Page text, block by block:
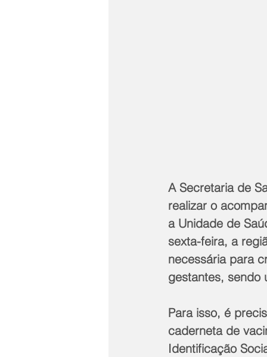
A Secretaria de
realizar o
a Unidade de
sexta-feira, a
necessária para
gestantes, sendo
Para isso, é
caderneta de
Identificação